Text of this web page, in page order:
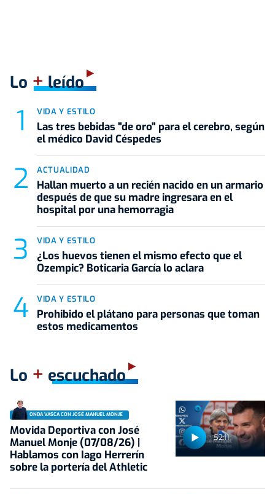
Lo +leído
VIDA Y ESTILO
Las tres bebidas "de oro" para el cerebro, según
el médico David Céspedes
ACTUALIDAD
Hallan muerto a un recién nacido en un armario
después de que su madre ingresara en el
hospital por una hemorragia
VIDA Y ESTILO
¿Los huevos tienen el mismo efecto que el
Ozempic? Boticaria García lo aclara
VIDA Y ESTILO
Prohibido el plátano para personas que toman
estos medicamentos
Lo + escuchado
52:11
ONDA VASCA CON JOSÉ MANUEL MONJE
Movida Deportiva con José
Manuel Monje (07/08/26) |
Hablamos con Iago Herrerín
sobre la portería del Athletic